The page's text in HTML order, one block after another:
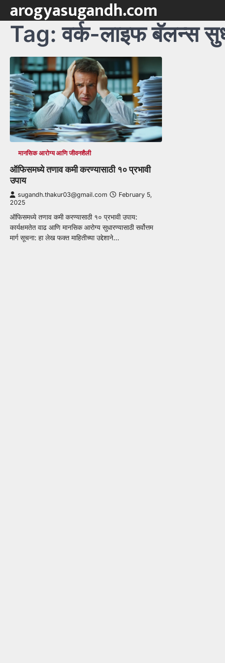
Skip
content
arogyasugandh.com
Tag:वर्क-लाइफ बॅलन्स
मानसिक आरोग्य आणि जीवनशैली
ऑफिसमध्ये तणाव कमी करण्यासाठी १० प्रभावी
उपाय
sugandh.thakur03@gmail.com
February 5,
2025
ऑफिसमध्ये तणाव कमी करण्यासाठी १० प्रभावी उपाय:
कार्यक्षमतेत वाढ आणि मानसिक आरोग्य सुधारण्यासाठी सर्वोत्तम
मार्ग सूचना: हा लेख फक्त माहितीच्या उद्देशाने…